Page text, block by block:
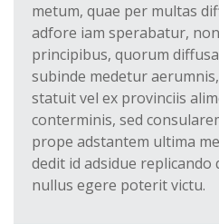
metum, quae per multas
adfore iam sperabatur,
principibus, quorum
subinde medetur
statuit vel ex provinciis
conterminis, sed
prope adstantem ultima
dedit id adsidue
nullus egere poterit victu.